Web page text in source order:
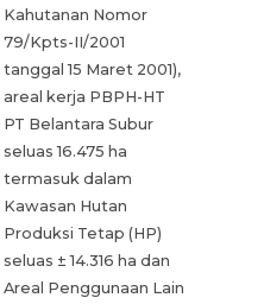
Kahutanan Nomor
79/Kpts-II/2001
tanggal 15 Maret 2001),
areal kerja PBPH-HT
PT Belantara Subur
seluas 16.475 ha
termasuk dalam
Kawasan Hutan
Produksi Tetap (HP)
seluas ± 14.316 ha dan
Areal Penggunaan Lain